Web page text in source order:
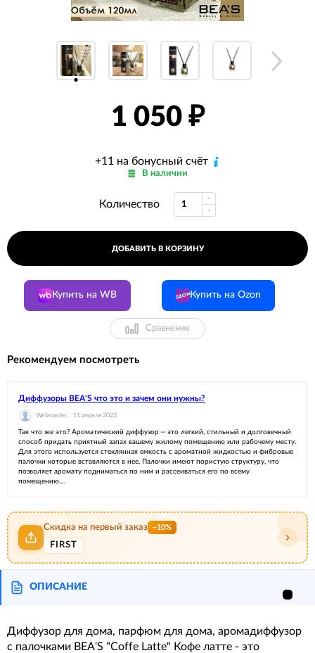
1 050 ₽
+11 на бонусный счёт
В наличии
Количество
ДОБАВИТЬ В КОРЗИНУ
Купить на WB Купить на Ozon
Сравнение
Рекомендуем посмотреть
Диффузоры BEA'S что это и зачем они нужны?
Webmaster . 11 апреля 2023
Так что же это? Ароматический диффузор — это легкий, стильный и долговечный
способ придать приятный запах вашему жилому помещению или рабочему месту.
Для этого используется стеклянная емкость с ароматной жидкостью и фибровые
палочки которые вставляются в нее. Палочки имеют пористую структуру, что
позволяет аромату подниматься по ним и рассеиваться его по всему
помещению....
Скидка на первый заказ −10%
FIRST
ОПИСАНИЕ
Диффузор для дома, парфюм для дома, аромадиффузор
с палочками BEA'S "Coffe Latte" Кофе латте - это